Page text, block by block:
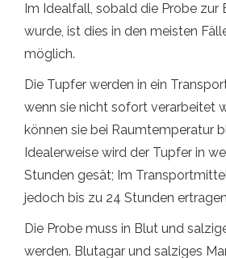
Im Idealfall, sobald die Probe zur
wurde, ist dies in den meisten
möglich.
Die Tupfer werden in ein
wenn sie nicht sofort verarbeitet
können sie bei Raumtemperatur
Idealerweise wird der Tupfer in
Stunden gesät; Im
jedoch bis zu 24 Stunden
Die Probe muss in Blut und
werden. Blutagar und salziges